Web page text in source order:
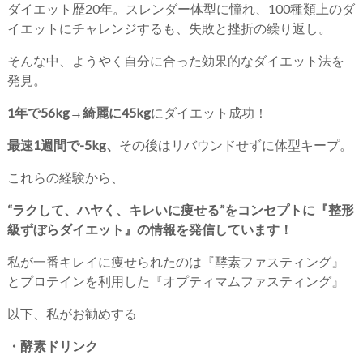
ダイエット歴20年。スレンダー体型に憧れ、100種類上のダ
イエットにチャレンジするも、失敗と挫折の繰り返し。
そんな中、ようやく自分に合った効果的なダイエット法を
発見。
1年で56kg→綺麗に45kgにダイエット成功！
最速1週間で-5kg、 その後はリバウンドせずに体型キープ。
これらの経験から、
“ラクして、ハヤく、キレいに痩せる”をコンセプトに『整形
級ずぼらダイエット』の情報を発信しています！
私が一番キレイに痩せられたのは『酵素ファスティング』
とプロテインを利用した『オプティマムファスティング』
以下、私がお勧めする
・酵素ドリンク